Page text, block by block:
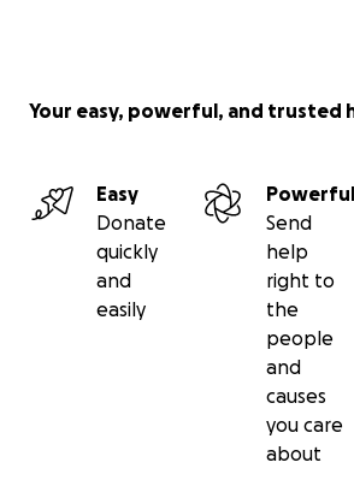
Your easy, powerful, and trusted
Easy
Donate
quickly
and
easily
Powerful
Send
help
right to
the
people
and
causes
you care
about